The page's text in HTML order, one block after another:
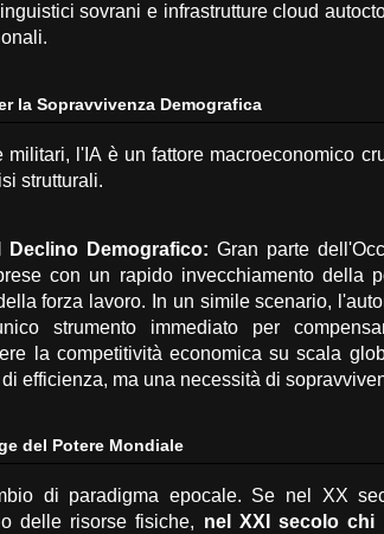
sovrani e infrastrutture cloud
la Sopravvivenza Demografica
militari, l'IA è un fattore macroeconomico
strutturali.
Declino Demografico: Gran parte
con un rapido invecchiamento della
forza lavoro. In un simile scenario,
strumento immediato per
la competitività economica su scala
efficienza, ma una necessità di
del Potere Mondiale
di paradigma epocale. Se nel XX
delle risorse fisiche, nel XXI secolo chi